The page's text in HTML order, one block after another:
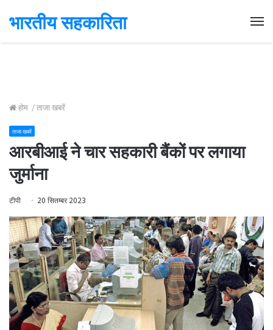
भारतीय सहकारिता
होम /ताजा खबरें
ताजा खबरें
आरबीआई ने चार सहकारी बैंकों पर लगाया
जुर्माना
टीपी 20 सितम्बर 2023